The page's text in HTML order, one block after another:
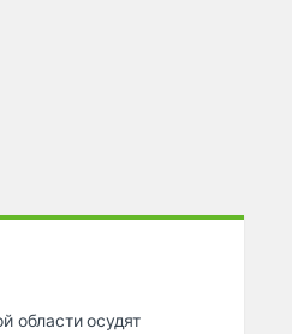
области осудят